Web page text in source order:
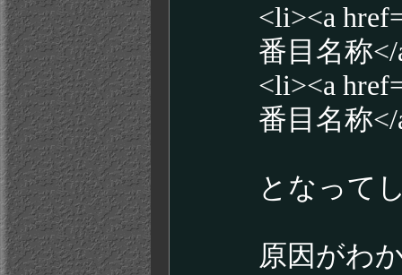
<li><a
番目名称
<li><a
番目名称
となって
原因がわ